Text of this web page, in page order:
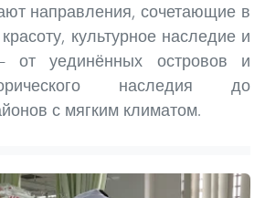
направления, сочетающие в
культурное наследие и
от уединённых островов и
наследия до
с мягким климатом.